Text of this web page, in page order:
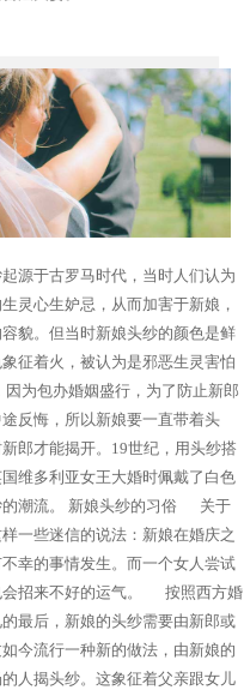
源于古罗马时代，当时人们认为
灵心生妒忌，从而加害于新娘，
貌。但当时新娘头纱的颜色是鲜
征着火，被认为是邪恶生灵害怕
因为包办婚姻盛行，为了防止新郎
反悔，所以新娘要一直带着头
郎才能揭开。19世纪，用头纱搭
维多利亚女王大婚时佩戴了白色
的潮流。 新娘头纱的习俗 关于
一些迷信的说法：新娘在婚庆之
幸的事情发生。而一个女人尝试
会招来不好的运气。 按照西方婚
最后，新娘的头纱需要由新郎或
今流行一种新的做法，由新娘的
人揭头纱。这象征着父亲跟女儿